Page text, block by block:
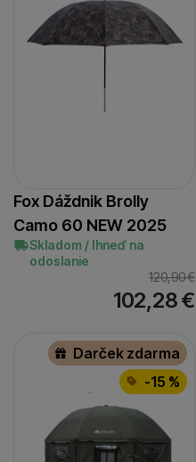
Fox Dáždnik Brolly
Camo 60 NEW 2025
Skladom / Ihneď na
odoslanie
120,90€
102,28€
Darček zdarma
-15 %